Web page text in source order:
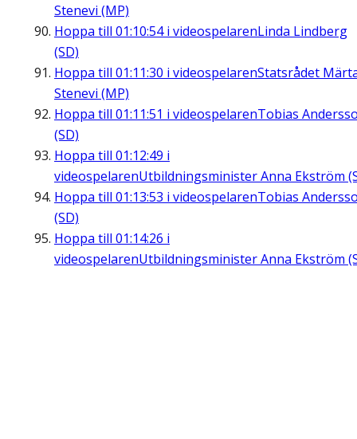
Stenevi (MP)
Hoppa till 01:10:54i videospelarenLinda Lindberg
(SD)
Hoppa till 01:11:30 i videospelarenStatsrådet
Stenevi (MP)
Hoppa till 01:11:51 i videospelarenTobias
(SD)
Hoppa till 01:12:49 i
videospelarenUtbildningsminister Anna Ekström
Hoppa till 01:13:53 i videospelarenTobias
(SD)
Hoppa till 01:14:26 i
videospelarenUtbildningsminister Anna Ekström